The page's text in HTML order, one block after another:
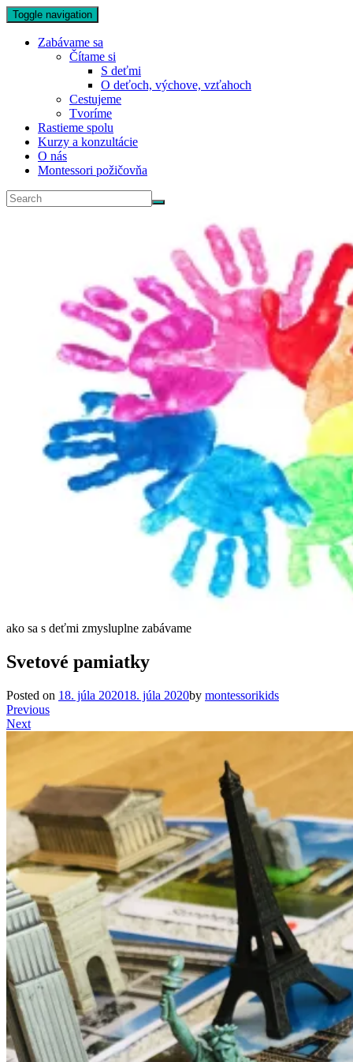
Toggle navigation
Zabávame sa
Čítame si
S deťmi
O deťoch, výchove, vzťahoch
Cestujeme
Tvoríme
Rastieme spolu
Kurzy a konzultácie
O nás
Montessori požičovňa
ako sa s deťmi zmysluplne zabávame
Svetové pamiatky
Posted on 18. júla 202018. júla 2020by montessorikids
Previous
Next